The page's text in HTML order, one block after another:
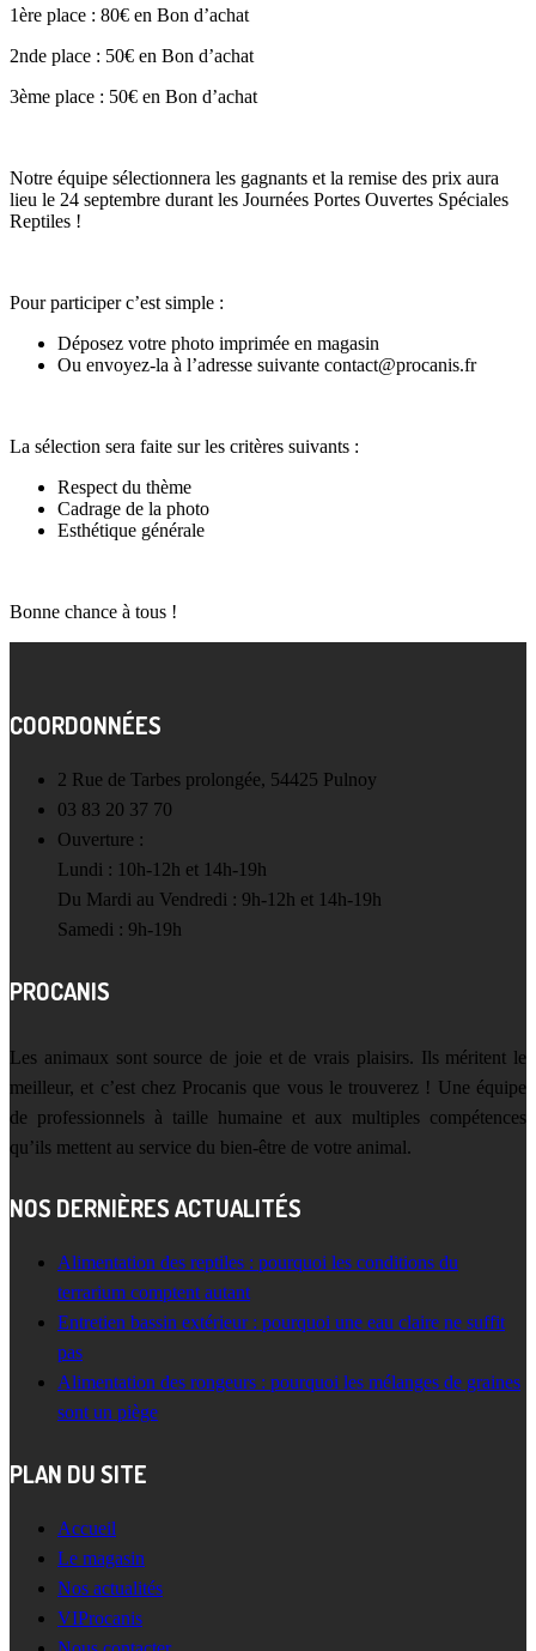
1ère place : 80€ en Bon d’achat
2nde place : 50€ en Bon d’achat
3ème place : 50€ en Bon d’achat
Notre équipe sélectionnera les gagnants et la remise des prix aura
lieu le 24 septembre durant les Journées Portes Ouvertes Spéciales
Reptiles !
Pour participer c’est simple :
Déposez votre photo imprimée en magasin
Ou envoyez-la à l’adresse suivante contact@procanis.fr
La sélection sera faite sur les critères suivants :
Respect du thème
Cadrage de la photo
Esthétique générale
Bonne chance à tous !
COORDONNÉES
2 Rue de Tarbes prolongée, 54425 Pulnoy
03 83 20 37 70
Ouverture :
Lundi : 10h-12h et 14h-19h
Du Mardi au Vendredi : 9h-12h et 14h-19h
Samedi : 9h-19h
PROCANIS
Les animaux sont source de joie et de vrais plaisirs. Ils méritent le
meilleur, et c’est chez Procanis que vous le trouverez ! Une équipe
de professionnels à taille humaine et aux multiples compétences
qu’ils mettent au service du bien-être de votre animal.
NOS DERNIÈRES ACTUALITÉS
Alimentation des reptiles : pourquoi les conditions du
terrarium comptent autant
Entretien bassin extérieur : pourquoi une eau claire ne suffit
pas
Alimentation des rongeurs : pourquoi les mélanges de graines
sont un piège
PLAN DU SITE
Accueil
Le magasin
Nos actualités
VIProcanis